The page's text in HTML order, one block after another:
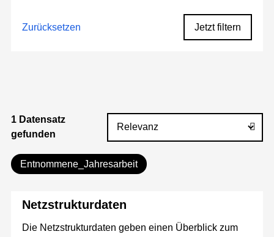
Zurücksetzen Jetzt filtern
1 Datensatz
gefunden
Entnommene_Jahresarbeit
Netzstrukturdaten
Die Netzstrukturdaten geben einen Überblick zum